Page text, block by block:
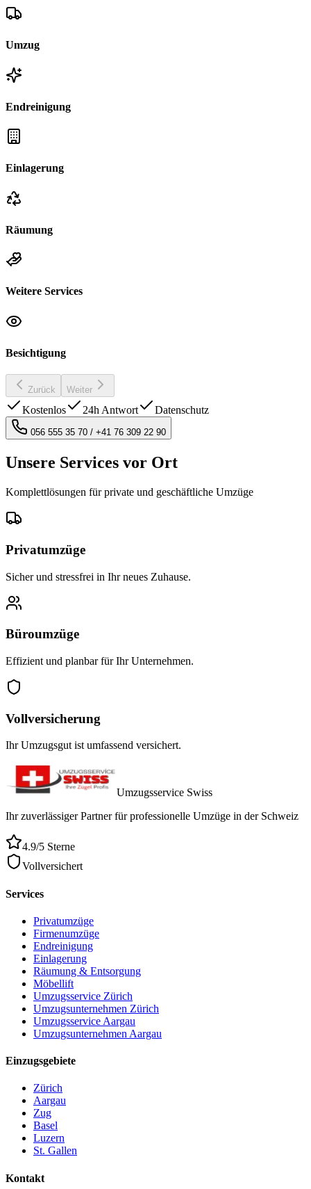
Umzug
Endreinigung
Einlagerung
Räumung
Weitere Services
Besichtigung
Zurück Weiter
Kostenlos 24h Antwort Datenschutz
056 555 35 70 / +41 76 309 22 90
Unsere Services vor Ort
Komplettlösungen für private und geschäftliche Umzüge
Privatumzüge
Sicher und stressfrei in Ihr neues Zuhause.
Büroumzüge
Effizient und planbar für Ihr Unternehmen.
Vollversicherung
Ihr Umzugsgut ist umfassend versichert.
Umzugsservice Swiss
Ihr zuverlässiger Partner für professionelle Umzüge in der Schweiz
4.9/5 Sterne
Vollversichert
Services
Privatumzüge
Firmenumzüge
Endreinigung
Einlagerung
Räumung & Entsorgung
Möbellift
Umzugsservice Zürich
Umzugsunternehmen Zürich
Umzugsservice Aargau
Umzugsunternehmen Aargau
Einzugsgebiete
Zürich
Aargau
Zug
Basel
Luzern
St. Gallen
Kontakt